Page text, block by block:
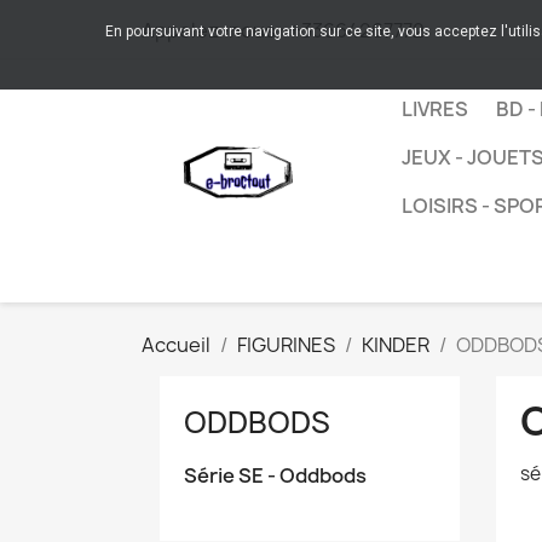
Appelez-nous :+33664267772
LIVRES
BD -
JEUX -
LOISIRS -
Accueil FIGURINES KINDER
ODDBODS
Série SE - Oddbods
En poursuivant votre navigation sur ce site, vous acceptez